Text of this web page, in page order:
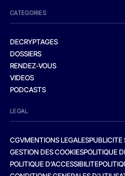
CATEGORIES
DECRYPTAGES
DOSSIERS
RENDEZ-VOUS
VIDEOS
PODCASTS
LEGAL
CGVMENTIONS LEGALESPUBLICITE
GESTION DES COOKIESPOLITIQUE
POLITIQUE D’ACCESSIBILITE